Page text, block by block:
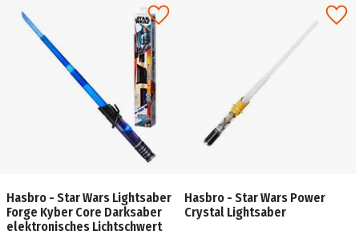
Hasbro - Star Wars Lightsaber
Forge Kyber Core Darksaber
elektronisches Lichtschwert
Hasbro - Star Wars Power
Crystal Lightsaber